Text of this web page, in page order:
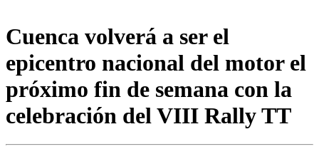
Cuenca volverá a ser el
epicentro nacional del motor el
próximo fin de semana con la
celebración del VIII Rally TT